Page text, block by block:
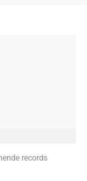
records